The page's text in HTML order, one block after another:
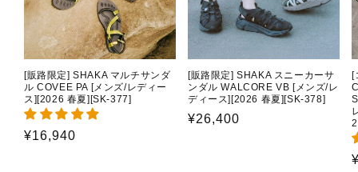
[販路限定] SHAKA マルチサンダ
ル COVEE PA [メンズ/レディー
ス][2026 春夏][SK-377]
通
¥16,940
[販路限定] SHAKA スニーカーサ
ンダル WALCORE VB [メンズ/レ
ディース][2026 春夏][SK-378]
通
¥26,400
[